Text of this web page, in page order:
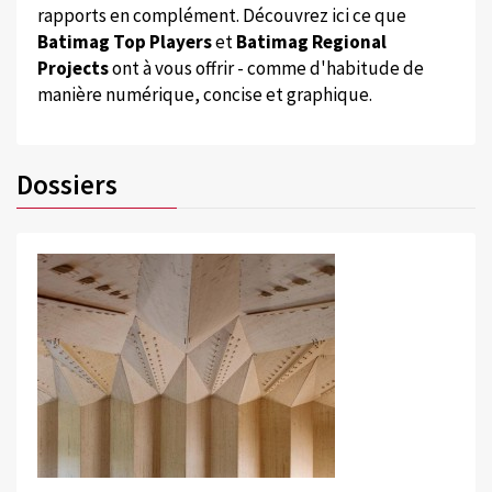
rapports en complément. Découvrez ici ce que
Batimag Top PlayersetBatimag Regional
Projectsont à vous offrir - comme d'habitude de
manière numérique, concise et graphique.
Dossiers